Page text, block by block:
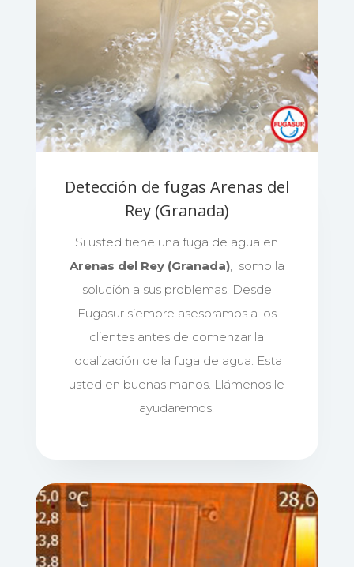
Detección de fugas Arenas del
Rey (Granada)
Si usted tiene una fuga de agua en
Arenas del Rey (Granada), somo la
solución a sus problemas. Desde
Fugasur siempre asesoramos a los
clientes antes de comenzar la
localización de la fuga de agua. Esta
usted en buenas manos. Llámenos le
ayudaremos.